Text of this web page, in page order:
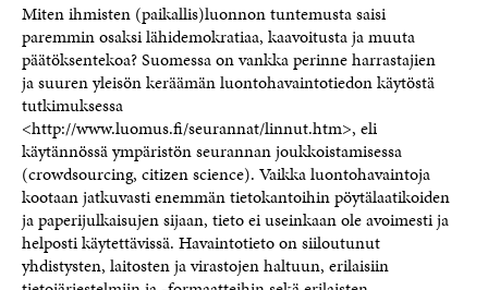
Miten ihmisten (paikallis)luonnon tuntemusta saisi
paremmin osaksi lähidemokratiaa, kaavoitusta ja muuta
päätöksentekoa? Suomessa on vankka perinne harrastajien
ja suuren yleisön keräämän luontohavaintotiedon käytöstä
tutkimuksessa
<http://www.luomus.fi/seurannat/linnut.htm>, eli
käytännössä ympäristön seurannan joukkoistamisessa
(crowdsourcing, citizen science). Vaikka luontohavaintoja
kootaan jatkuvasti enemmän tietokantoihin pöytälaatikoiden
ja paperijulkaisujen sijaan, tieto ei useinkaan ole avoimesti ja
helposti käytettävissä. Havaintotieto on siiloutunut
yhdistysten, laitosten ja virastojen haltuun, erilaisiin